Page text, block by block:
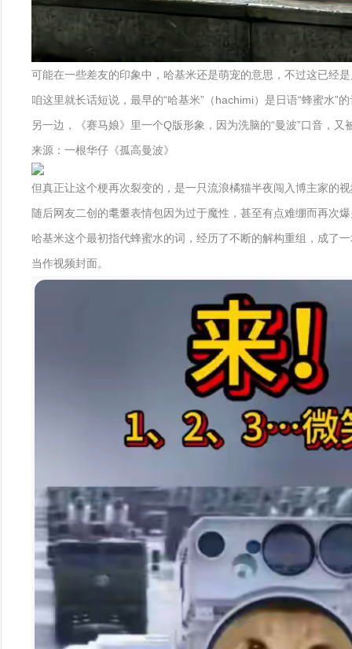
可能在一些差友的印象中，哈基米还是萌宠的意思，不过这已经
咱这里就长话短说，最早的“哈基米”（hachimi）是日语“蜂蜜水
另一边，《赛马娘》里一个Q版形象，因为洗脑的“曼波”口音，
来源：一根华仔《孤高曼波》
但真正让这个梗再次裂变的，是一只流浪橘猫半夜闯入博主家的
随后网友二创的耄耋表情包因为过于魔性，甚至有点难绷而再次
哈基米这个最初指代蜂蜜水的词，经历了不断的解构重组，成了
当作视频封面。